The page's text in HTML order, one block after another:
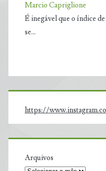
Marcio Capriglione
É inegável que o índice
se…
https://
Arquivos